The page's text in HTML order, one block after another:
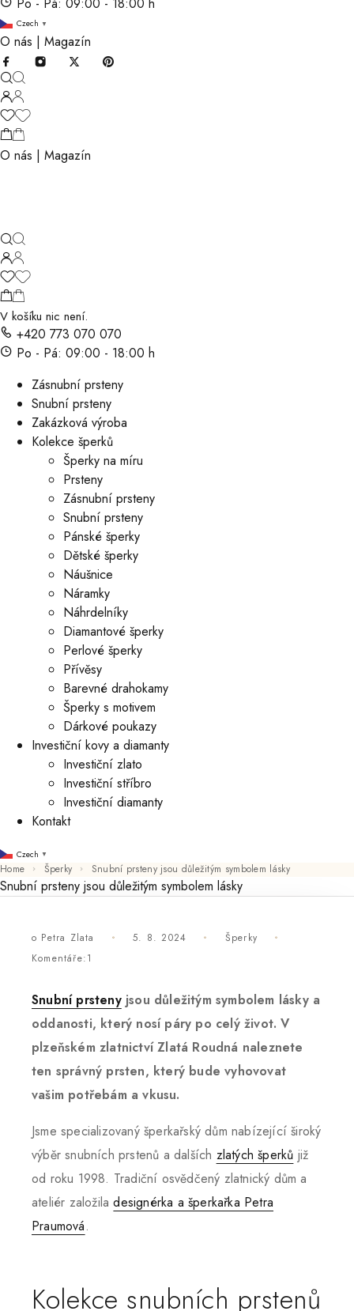
Czech ▼
O nás | Magazín
O nás | Magazín
V košíku nic není.
+420 773 070 070
Po - Pá: 09:00 - 18:00 h
Zásnubní prsteny
Snubní prsteny
Zakázková výroba
Kolekce šperků
Šperky na míru
Prsteny
Zásnubní prsteny
Snubní prsteny
Pánské šperky
Dětské šperky
Náušnice
Náramky
Náhrdelníky
Diamantové šperky
Perlové šperky
Přívěsy
Barevné drahokamy
Šperky s motivem
Dárkové poukazy
Investiční kovy a diamanty
Investiční zlato
Investiční stříbro
Investiční diamanty
Kontakt
Czech ▼
Home Šperky Snubní prsteny jsou důležitým symbolem lásky
Snubní prsteny jsou důležitým symbolem lásky
o Petra Zlata 5. 8. 2024
Šperky
Komentáře:1
Snubní prstenyjsou důležitým symbolem lásky a
oddanosti, který nosí páry po celý život. V
plzeňském zlatnictví Zlatá Roudná naleznete
ten správný prsten, který bude vyhovovat
vašim potřebám a vkusu.
Jsme specializovaný šperkařský dům nabízející široký
výběr snubních prstenů a dalších zlatých šperků již
od roku 1998. Tradiční osvědčený zlatnický dům a
ateliér založiladesignérka a šperkařka Petra
Praumová.
Kolekce snubních prstenů